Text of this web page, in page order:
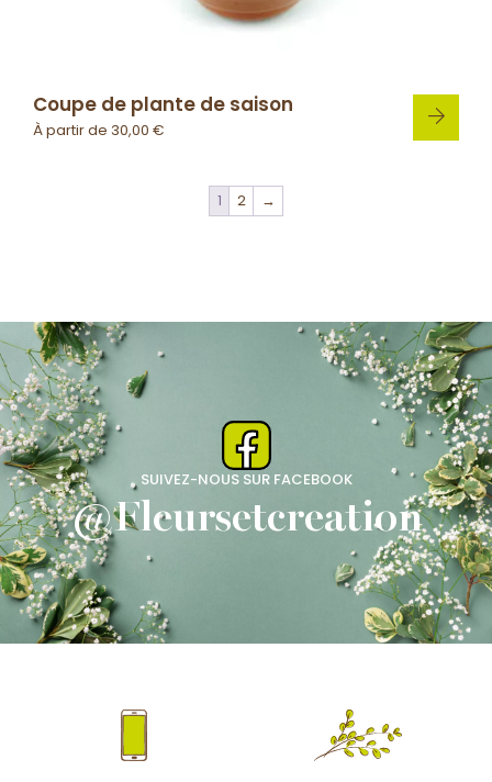
Coupe de plante de saison
À partir de 30,00 €
1 2 →
SUIVEZ-NOUS SUR FACEBOOK
@Fleursetcreation